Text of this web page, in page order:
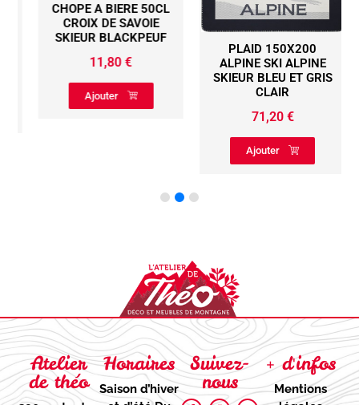
CHOPE A BIERE 50CL
CROIX DE SAVOIE
SKIEUR BLACKPEUF
11,80€
Ajouter
PLAID 150X200
ALPINE SKI ALPINE
SKIEUR BLEU ET GRIS
CLAIR
71,20€
Ajouter
Atelier
de théo
Horaires
Saison d’hiver
Suivez-
nous
+ d'infos
Mentions